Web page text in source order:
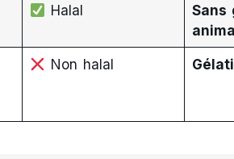
Halal
Sans
Non halal